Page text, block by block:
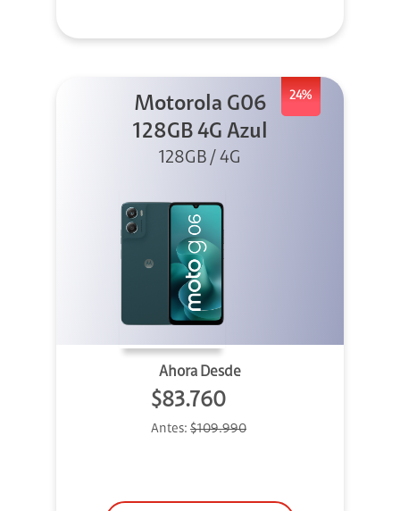
24%
Motorola G06
128GB 4G Azul
128GB / 4G
Ahora Desde
$83.760
Antes: $109.990